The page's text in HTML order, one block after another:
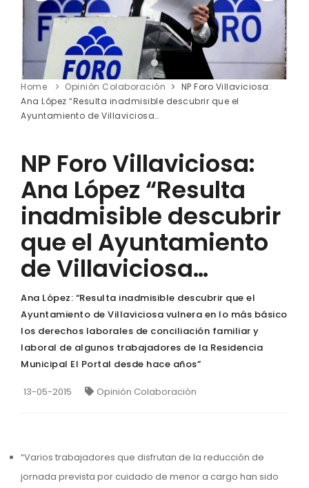
Home Opinión Colaboración
NP Foro Villaviciosa:
Ana López “Resulta inadmisible descubrir que el
Ayuntamiento de Villaviciosa…
NP Foro Villaviciosa:
Ana López “Resulta
inadmisible descubrir
que el Ayuntamiento
de Villaviciosa…
Ana López: “Resulta inadmisible descubrir que el
Ayuntamiento de Villaviciosa vulnera en lo más básico
los derechos laborales de conciliación familiar y
laboral de algunos trabajadores de la Residencia
Municipal El Portal desde hace años”
13-05-2015 Opinión Colaboración
“Varios trabajadores que disfrutan de la reducción de
jornada prevista por cuidado de menor a cargo han sido